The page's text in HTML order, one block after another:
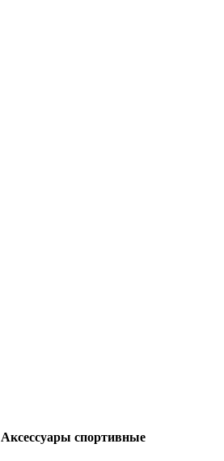
Аксессуары спортивные